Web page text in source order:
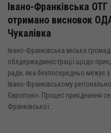
Івано-Франківська
отримано висновок
Чукалівка
Івано-Франківська міська
облдержадміністрації щодо
ради, яка безпосередньо межує
Івано-Франківському
Європою». Процес приєднання
Франківської...